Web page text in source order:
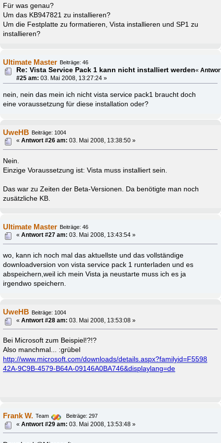
Für was genau?
Um das KB947821 zu installieren?
Um die Festplatte zu formatieren, Vista installieren und SP1 zu
installieren?
Ultimate Master Beiträge: 46
Re: Vista Service Pack 1 kann nicht installiert werden«
#25 am: 03. Mai 2008, 13:27:24 »
nein, nein das mein ich nicht vista service pack1 braucht doch
eine voraussetzung für diese installation oder?
UweHB Beiträge: 1004
«Antwort #26 am: 03. Mai 2008, 13:38:50 »
Nein.
Einzige Voraussetzung ist: Vista muss installiert sein.
Das war zu Zeiten der Beta-Versionen. Da benötigte man noch
zusätzliche KB.
Ultimate Master Beiträge: 46
«Antwort #27 am: 03. Mai 2008, 13:43:54 »
wo, kann ich noch mal das aktuellste und das vollständige
downloadversion von vista service pack 1 runterladen und es
abspeichern,weil ich mein Vista ja neustarte muss ich es ja
irgendwo speichern.
UweHB Beiträge: 1004
«Antwort #28 am: 03. Mai 2008, 13:53:08 »
Bei Microsoft zum Beispiel!?!?
Also manchmal... :grübel
http://www.microsoft.com/downloads/details.aspx?familyid=F5598
42A-9C9B-4579-B64A-09146A0BA746&displaylang=de
Frank W. Team
Beiträge: 297
«Antwort #29 am: 03. Mai 2008, 13:53:48 »